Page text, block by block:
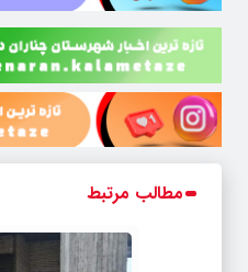
مطالب مرتبط